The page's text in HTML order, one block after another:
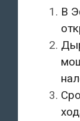
В